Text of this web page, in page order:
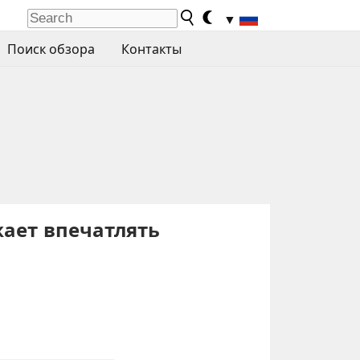
▼
Поиск обзора Контакты
впечатлять